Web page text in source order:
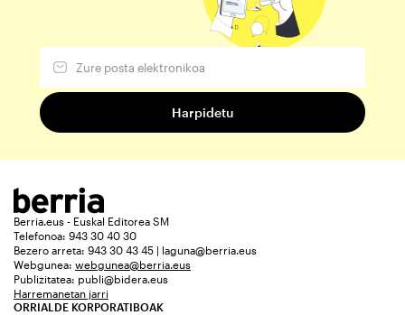
Berria.eus - Euskal Editorea SM
Telefonoa: 943 30 40 30
Bezero arreta: 943 30 43 45 | laguna@berria.eus
Webgunea: webgunea@berria.eus
Publizitatea: publi@bidera.eus
Harremanetan jarri
ORRIALDE KORPORATIBOAK